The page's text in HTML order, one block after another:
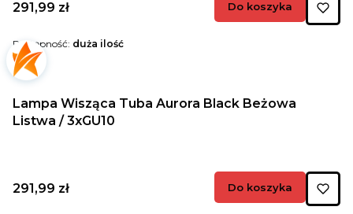
Cena
291,99 zł Do koszyka
Dostępność: duża ilość
Lampa Wisząca Tuba Aurora Black Beżowa
Listwa / 3xGU10
Cena
291,99 zł Do koszyka